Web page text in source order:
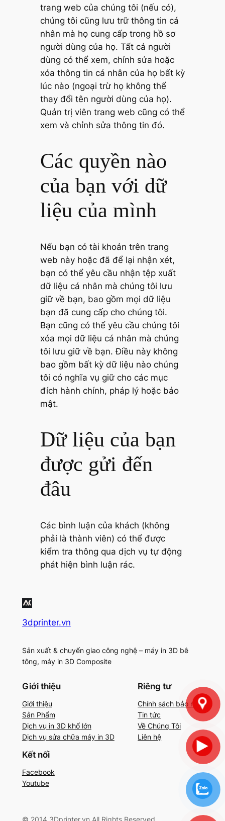
trang web của chúng tôi (nếu có),
chúng tôi cũng lưu trữ thông tin cá
nhân mà họ cung cấp trong hồ sơ
người dùng của họ. Tất cả người
dùng có thể xem, chỉnh sửa hoặc
xóa thông tin cá nhân của họ bất kỳ
lúc nào (ngoại trừ họ không thể
thay đổi tên người dùng của họ).
Quản trị viên trang web cũng có thể
xem và chỉnh sửa thông tin đó.
Các quyền nào
của bạn với dữ
liệu của mình
Nếu bạn có tài khoản trên trang
web này hoặc đã để lại nhận xét,
bạn có thể yêu cầu nhận tệp xuất
dữ liệu cá nhân mà chúng tôi lưu
giữ về bạn, bao gồm mọi dữ liệu
bạn đã cung cấp cho chúng tôi.
Bạn cũng có thể yêu cầu chúng tôi
xóa mọi dữ liệu cá nhân mà chúng
tôi lưu giữ về bạn. Điều này không
bao gồm bất kỳ dữ liệu nào chúng
tôi có nghĩa vụ giữ cho các mục
đích hành chính, pháp lý hoặc bảo
mật.
Dữ liệu của bạn
được gửi đến
đâu
Các bình luận của khách (không
phải là thành viên) có thể được
kiểm tra thông qua dịch vụ tự động
phát hiện bình luận rác.
3dprinter.vn
Sản xuất & chuyển giao công nghệ – máy in 3D bê
tông, máy in 3D Composite
Giới thiệu
Giới thiệu
Sản Phẩm
Dịch vụ in 3D khổ lớn
Dịch vụ sửa chữa máy in 3D
Riêng tư
Chính sách bảo mật
Tin tức
Về Chúng Tôi
Liên hệ
Kết nối
Facebook
Youtube
© 2014 3Dprinter.vn All Rights Reserved.